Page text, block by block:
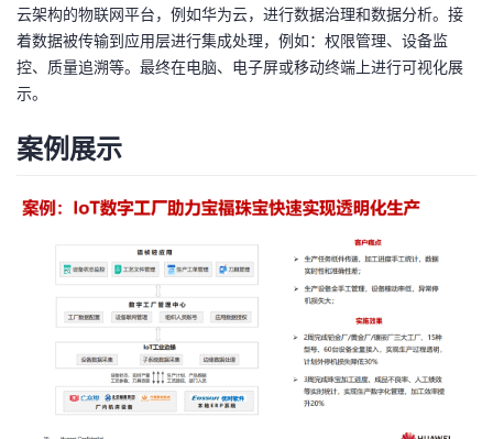
云架构的物联网平台，例如华为云，进行数据治理和数据分析。接
着数据被传输到应用层进行集成处理，例如：权限管理、设备监
控、质量追溯等。最终在电脑、电子屏或移动终端上进行可视化展
示。
案例展示